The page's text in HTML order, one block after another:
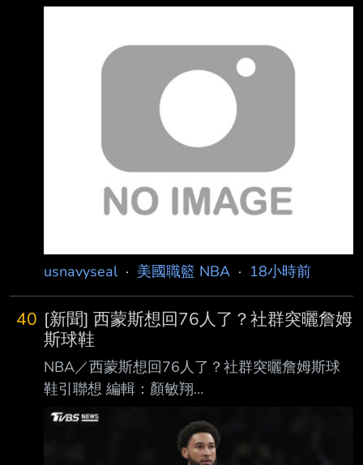
ESPN's Dave McMenamin, Love has "interest"
had contact with Philadelphia 76ers officials
despite their roster already being at the
usnavyseal· 美國職籃 NBA · 18小時前
40 [新聞] 西蒙斯想回76人了？社群突曬詹姆
斯球鞋
NBA／西蒙斯想回76人了？社群突曬詹姆斯球
鞋引聯想 編輯：顏敏翔
https://i.imgur.com/qZccWgn.jpeg 西蒙斯自
2024年5月過後就不曾在NBA出賽。（圖／達志
影像美聯社） NBA前球星西蒙斯（Ben